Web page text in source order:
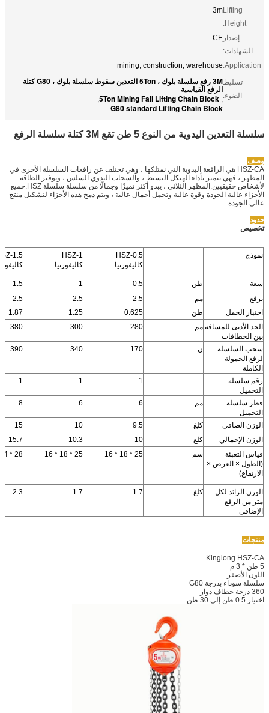
Lifting
Height:
3m
إصدار
الشهادات:
CE
Application:
mining, construction, warehouse
تسليط
الضوء:
3M رفع سلسلة بلوك ، 5Ton التعدين سقوط سلسلة بلوك ، G80 كتلة
الرفع القياسية
,
5Ton Mining Fall Lifting Chain Block
,
G80 standard Lifting Chain Block
سلسلة التعدين اليدوية من النوع 5 طن تقع 3M كتلة سلسلة الرفع
وصف
HSZ-CA هي الرافعة اليدوية التي نمتلكها ، وهي تختلف عن رافعات السلسلة الأخرى في
المظهر ، فهي تتميز بأداء الهيكل البسيط ، والسحاب اليدوي السلس ، وتوفير الطاقة
لأشخاص حقيقيين.المظهر الثلاثي ، يبدو أكثر تميزًا وجمالًا من سلسلة سلسلة HSZ.جميع
الأجزاء عالية الجودة وقوة عالية وتحمل أحمال عالية ، ويتم دمج هذه الأجزاء لتشكيل منتج
عالي الجودة.
حدود
تخصيص
نموذج
HSZ-0.5
كاليفورنيا
HSZ-1
كاليفورنيا
1.5
سعة طن 0.5
1
1.5
يرفع
مم 2.5
2.5
2.5
اختبار الحمل
طن 0.625
1.25
1.87
الحد الأدنى للمسافة
بين الخطافات
مم 280
300
380
سحب السلسلة
لرفع الحمولة
الكاملة
ن 170
340
390
رقم سلسلة
التحميل
1
1
1
قطر سلسلة
التحميل
مم 6
6
8
الوزن الصافي كلغ 9.5
10
15
الوزن الإجمالي
كلغ 10
10.3
15.7
قياس التعبئة
(الطول × العرض ×
الارتفاع)
سم 25 * 18 * 16
25 * 18 * 16
28 * 24 * 18
الوزن الزائد لكل
متر من الرفع
الإضافي
كلغ 1.7
1.7
2.3
منتجات
Kinglong HSZ-CA
5 طن * 3 م
اللون الأصفر
سلسلة سوداء بدرجة G80
360 درجة خطاف دوار
اختيار 0.5 طن إلى 30 طن